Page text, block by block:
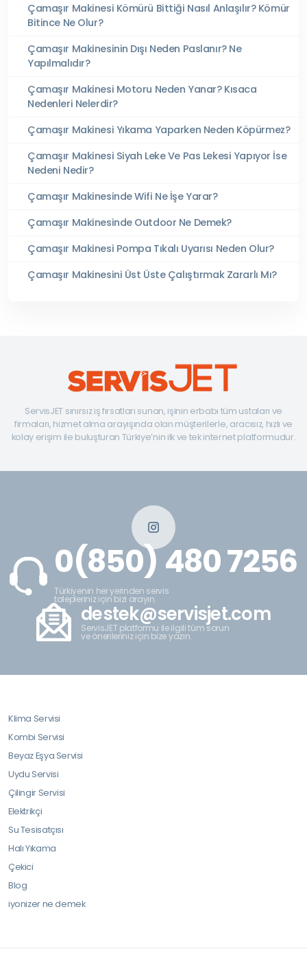
Çamaşır Makinesi Kömürü Bittiği Nasıl Anlaşılır? Kömür
Bitince Ne Olur?
Çamaşır Makinesinin Dışı Neden Paslanır? Ne
Yapılmalıdır?
Çamaşır Makinesi Motoru Neden Yanar? Kısaca
Nedenleri Nelerdir?
Çamaşır Makinesi Yıkama Yaparken Neden Köpürmez?
Çamaşır Makinesi Siyah Leke Ve Pas Lekesi Yapıyor İse
Nedeni Nedir?
Çamaşır Makinesinde Wifi Ne İşe Yarar?
Çamaşır Makinesinde Outdoor Ne Demek?
Çamaşır Makinesi Pompa Tıkalı Uyarısı Neden Olur?
Çamaşır Makinesini Üst Üste Çalıştırmak Zararlı Mı?
ServisJET sınırsız iş fırsatları sunan, işinin erbabı tüm ustaları ve
firmaları, hizmet alma arayışında olan müşterilerle, aracısız, hızlı ve
kolay erişim ile buluşturan Türkiye’nin ilk ve tek internet platformudur.
0(850) 480 7256
Türkiyenin her yerinden servis
talepleriniz için bizi arayın.
destek@servisjet.com
ServisJET platformu ile ilgili tüm sorun
ve önerileriniz için bize yazın.
Klima Servisi
Kombi Servisi
Beyaz Eşya Servisi
Uydu Servisi
Çilingir Servisi
Elektrikçi
Su Tesisatçısı
Halı Yıkama
Çekici
Blog
iyonizer ne demek